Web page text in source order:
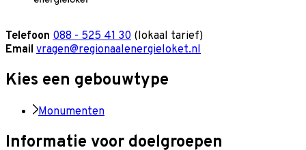
Telefoon 088 - 525 41 30 (lokaal tarief)
Email vragen@regionaalenergieloket.nl
Kies een gebouwtype
Monumenten
Informatie voor doelgroepen